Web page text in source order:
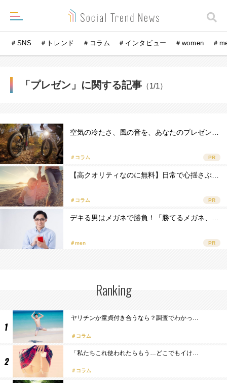
＃SNS ＃トレンド ＃コラム ＃インタビュー ＃women ＃
「プレゼン」に関する記事 （1/1）
空気の冷たさ、風の音を、あなたのプレゼン…
＃コラム PR
【高クオリティなのに無料】日常で心揺さぶ…
＃コラム PR
デキる男はメガネで勝負！「勝てるメガネ、…
＃men PR
Ranking
ヤリチンか童貞付き合うなら？調査でわかっ…
コラム
「私たちこれ使われたらもう…どこでもイけ…
コラム